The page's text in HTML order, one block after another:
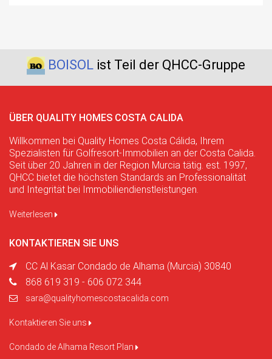
BOISOL ist Teil der QHCC-Gruppe
ÜBER QUALITY HOMES COSTA CALIDA
Willkommen bei Quality Homes Costa Cálida, Ihrem
Spezialisten für Golfresort-Immobilien an der Costa Calida.
Seit über 20 Jahren in der Region Murcia tätig. est. 1997,
QHCC bietet die höchsten Standards an Professionalität
und Integrität bei Immobiliendienstleistungen.
Weiterlesen
KONTAKTIEREN SIE UNS
CC Al Kasar Condado de Alhama (Murcia) 30840
868 619 319 - 606 072 344
sara@qualityhomescostacalida.com
Kontaktieren Sie uns
Condado de Alhama Resort Plan